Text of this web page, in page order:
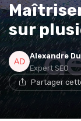
sur
Alexandre
Expert SEO
Partager